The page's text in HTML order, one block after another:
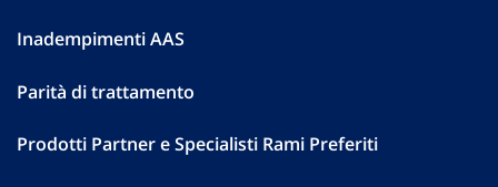
Inadempimenti AAS
Parità di trattamento
Prodotti Partner e Specialisti Rami Preferiti